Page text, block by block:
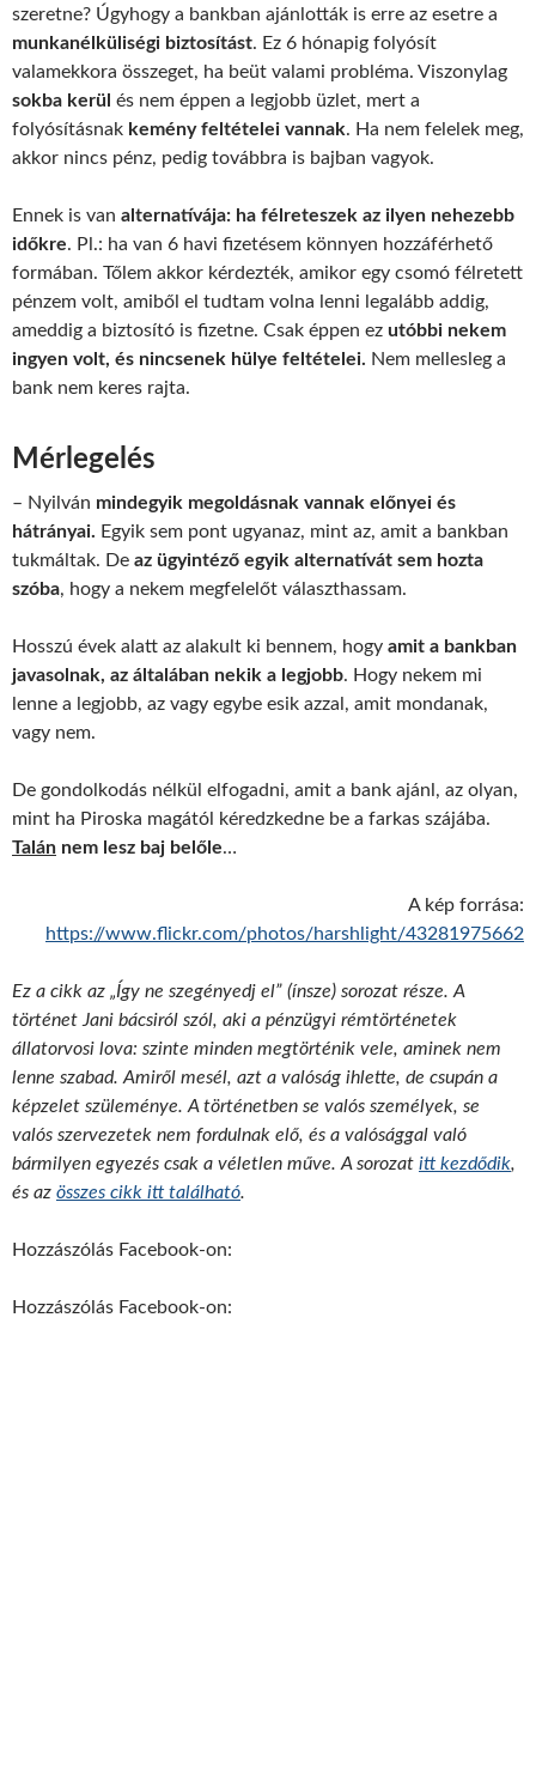
szeretne? Úgyhogy a bankban ajánlották is erre az esetre a
munkanélküliségi biztosítást. Ez 6 hónapig folyósít
valamekkora összeget, ha beüt valami probléma. Viszonylag
sokba kerül és nem éppen a legjobb üzlet, mert a
folyósításnak kemény feltételei vannak. Ha nem felelek meg,
akkor nincs pénz, pedig továbbra is bajban vagyok.
Ennek is van alternatívája: ha félreteszek az ilyen nehezebb
időkre. Pl.: ha van 6 havi fizetésem könnyen hozzáférhető
formában. Tőlem akkor kérdezték, amikor egy csomó félretett
pénzem volt, amiből el tudtam volna lenni legalább addig,
ameddig a biztosító is fizetne. Csak éppen ez utóbbi nekem
ingyen volt, és nincsenek hülye feltételei. Nem mellesleg a
bank nem keres rajta.
Mérlegelés
– Nyilván mindegyik megoldásnak vannak előnyei és
hátrányai. Egyik sem pont ugyanaz, mint az, amit a bankban
tukmáltak. De az ügyintéző egyik alternatívát sem hozta
szóba, hogy a nekem megfelelőt választhassam.
Hosszú évek alatt az alakult ki bennem, hogy amit a bankban
javasolnak, az általában nekik a legjobb. Hogy nekem mi
lenne a legjobb, az vagy egybe esik azzal, amit mondanak,
vagy nem.
De gondolkodás nélkül elfogadni, amit a bank ajánl, az olyan,
mint ha Piroska magától kéredzkedne be a farkas szájába.
Talán nem lesz baj belőle…
A kép forrása:
https://www.flickr.com/photos/harshlight/43281975662
Ez a cikk az „Így ne szegényedj el” (ínsze) sorozat része. A
történet Jani bácsiról szól, aki a pénzügyi rémtörténetek
állatorvosi lova: szinte minden megtörténik vele, aminek nem
lenne szabad. Amiről mesél, azt a valóság ihlette, de csupán a
képzelet szüleménye. A történetben se valós személyek, se
valós szervezetek nem fordulnak elő, és a valósággal való
bármilyen egyezés csak a véletlen műve. A sorozat itt kezdődik,
és az összes cikk itt található.
Hozzászólás Facebook-on:
Hozzászólás Facebook-on: